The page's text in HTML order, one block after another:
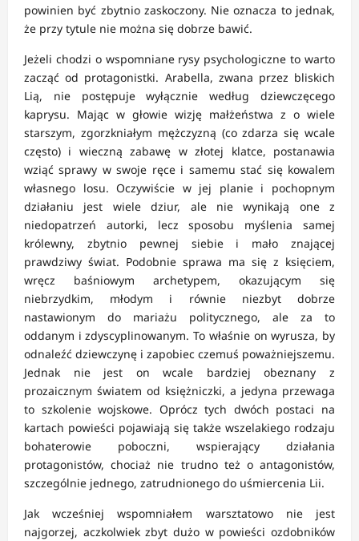
powinien być zbytnio zaskoczony. Nie oznacza to jednak,
że przy tytule nie można się dobrze bawić.
Jeżeli chodzi o wspomniane rysy psychologiczne to warto
zacząć od protagonistki. Arabella, zwana przez bliskich
Lią, nie postępuje wyłącznie według dziewczęcego
kaprysu. Mając w głowie wizję małżeństwa z o wiele
starszym, zgorzkniałym mężczyzną (co zdarza się wcale
często) i wieczną zabawę w złotej klatce, postanawia
wziąć sprawy w swoje ręce i samemu stać się kowalem
własnego losu. Oczywiście w jej planie i pochopnym
działaniu jest wiele dziur, ale nie wynikają one z
niedopatrzeń autorki, lecz sposobu myślenia samej
królewny, zbytnio pewnej siebie i mało znającej
prawdziwy świat. Podobnie sprawa ma się z księciem,
wręcz baśniowym archetypem, okazującym się
niebrzydkim, młodym i równie niezbyt dobrze
nastawionym do mariażu politycznego, ale za to
oddanym i zdyscyplinowanym. To właśnie on wyrusza, by
odnaleźć dziewczynę i zapobiec czemuś poważniejszemu.
Jednak nie jest on wcale bardziej obeznany z
prozaicznym światem od księżniczki, a jedyna przewaga
to szkolenie wojskowe. Oprócz tych dwóch postaci na
kartach powieści pojawiają się także wszelakiego rodzaju
bohaterowie poboczni, wspierający działania
protagonistów, chociaż nie trudno też o antagonistów,
szczególnie jednego, zatrudnionego do uśmiercenia Lii.
Jak wcześniej wspomniałem warsztatowo nie jest
najgorzej, aczkolwiek zbyt dużo w powieści ozdobników